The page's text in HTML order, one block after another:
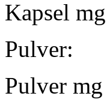
Kapsel
Pulver:
Pulver